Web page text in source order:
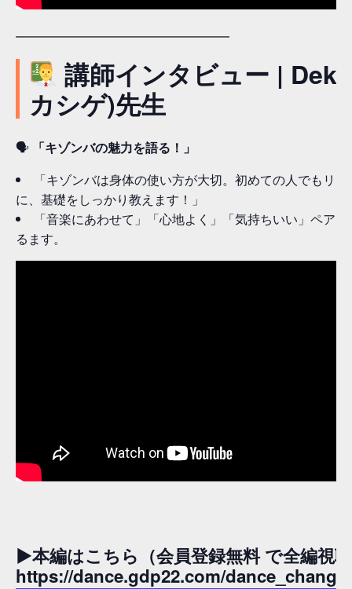
━━━━━━━━━━━━━━━━━
講師インタビュー |
カシゲ)先生
🗣 「キゾンバの魅力を語る！」
「キゾンバは身体の使い方が大切。初めての人でもリ
に、基礎をしっかり教えます！」
「音楽にあわせて」「心地よく」「気持ちいい」ペア
るます。
▶本編はこちら（会員登録無料 で全編視
https://dance.gdp22.com/